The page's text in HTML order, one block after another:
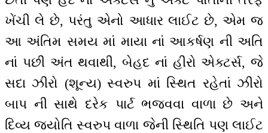
ખેંચી લે છે, પરંતુ એનો આધાર લાઈટ છે, એમ જ
આ અંતિમ સમય માં માયા નાં આકર્ષણ ની અતિ
નાં પછી અંત થવાથી, બેહદ નાં હીરો એક્ટર્સ, જે
સદા ઝીરો (શૂન્ય) સ્વરુપ માં સ્થિત રહેતાં ઝીરો
બાપ ની સાથે દરેક પાર્ટ ભજવવા વાળા છે અને
દિવ્ય જ્યોતિ સ્વરુપ વાળા જેની સ્થિતિ પણ લાઈટ